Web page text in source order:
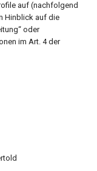
auf (nachfolgend
Hinblick auf die
oder
im Art. 4 der